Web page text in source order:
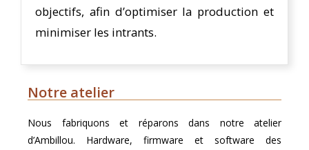
objectifs, afin d’optimiser la production et
minimiser les intrants.
Notre atelier
Nous fabriquons et réparons dans notre atelier
d’Ambillou. Hardware, firmware et software des